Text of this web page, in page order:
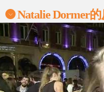
Natalie Dormer